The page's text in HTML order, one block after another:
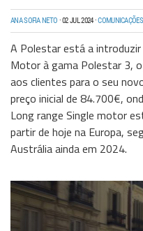
Segurança
High Tech
Hosting/Cloud
I&D
Opinião
Storage
Informação
ANA SOFIA NETO ·02 JUL 2024·
A Polestar está a
Motor à gama Polestar 3,
aos clientes para o seu
preço inicial de 84.700€,
Long range Single motor
partir de hoje na Europa,
Austrália ainda em 2024.